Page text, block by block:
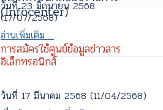
(Infocenter)
วันที่ 23 มิถุนายน 2568
(17/07/2568)
อ่านเพิ่มเติม ...
การสมัครใช้ศูนย์ข้อมูลข่าวสาร
อิเล็กทรอนิกส์
วันที่ 17 มีนาคม 2568 (11/04/2568)